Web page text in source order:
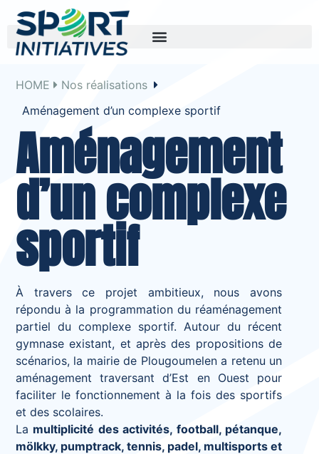
HOME
Nos réalisations
Aménagement d’un complexe sportif
Aménagement
d’un complexe
sportif
À travers ce projet ambitieux, nous avons
répondu à la programmation du réaménagement
partiel du complexe sportif. Autour du récent
gymnase existant, et après des propositions de
scénarios, la mairie de Plougoumelen a retenu un
aménagement traversant d’Est en Ouest pour
faciliter le fonctionnement à la fois des sportifs
et des scolaires.
La multiplicité des activités, football, pétanque,
mölkky, pumptrack, tennis, padel, multisports et